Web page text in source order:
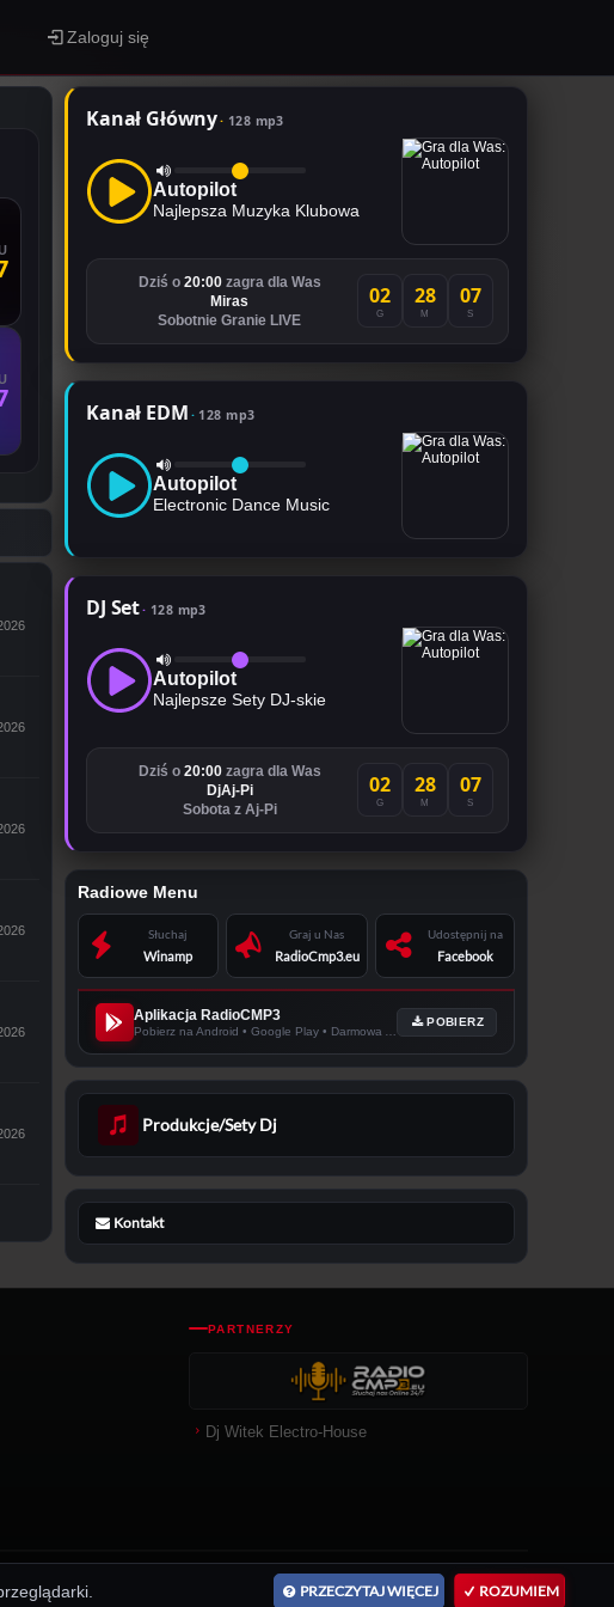
Zaloguj się
Kanał Główny 128 mp3
Autopilot
Najlepsza Muzyka Klubowa
Dziś o 20:00zagra dla Was
Miras
Sobotnie Granie LIVE
02
G
28
M
06
S
Kanał EDM 128 mp3
Autopilot
Electronic Dance Music
DJ Set 128 mp3
Autopilot
Najlepsze Sety DJ-skie
Dziś o 20:00zagra dla Was
DjAj-Pi
Sobota z Aj-Pi
02
G
28
M
06
S
Radiowe Menu
Słuchaj
Winamp
Graj u Nas
RadioCmp3.eu
Udostępnij na
Facebook
Aplikacja RadioCMP3 POBIERZ
Produkcje/Sety Dj
Kontakt
PARTNERZY
Dj Witek Electro-House
PRZECZYTAJ WIĘCEJ ROZUMIEM